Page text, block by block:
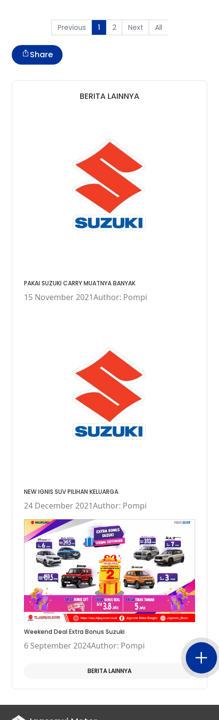
Previous 1 2 Next All
Share
BERITA LAINNYA
PAKAI SUZUKI CARRY MUATNYA BANYAK
15 November 2021Author: Pompi
NEW IGNIS SUV PILIHAN KELUARGA
24 December 2021Author: Pompi
Weekend Deal Extra Bonus Suzuki
6 September 2024Author: Pompi
BERITA LAINNYA